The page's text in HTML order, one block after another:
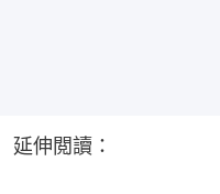
延伸閲讀：